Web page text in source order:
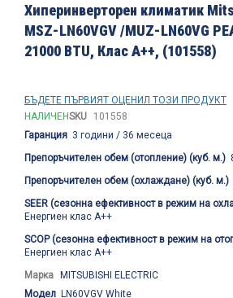
към
началото
на
галерия
Хиперинверторен климатик
MSZ-LN60VGV /MUZ-LN60VG
21000 BTU, Клас A++, (101558)
БЪДЕТЕ ПЪРВИЯТ ОЦЕНИЛ ТОЗИ ПРОДУКТ
НАЛИЧЕНSKU
101558
Гаранция 3 години / 36 месеца
Препоръчителен обем (отопление) (куб. м.)
Препоръчителен обем (охлаждане) (куб. м.)
SEER (сезонна ефективност в режим на
Енергиен клас A++
SCOP (сезонна ефективност в режим на
Енергиен клас A++
Марка MITSUBISHI ELECTRIC
Модел LN60VGV White